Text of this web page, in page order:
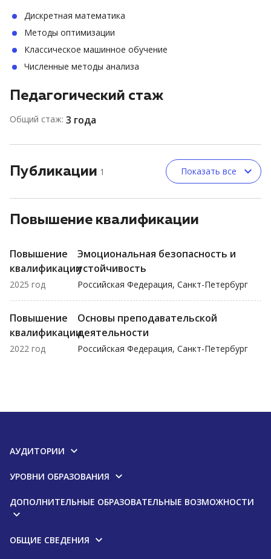
Дискретная математика
Методы оптимизации
Классическое машинное обучение
Численные методы анализа
Педагогический стаж
Общий стаж: 3 года
Публикации 1 Показать все
Повышение квалификации
Повышение
квалификации
2025 год
Эмоциональная безопасность и
устойчивость
Российская Федерация, Санкт-Петербург
Повышение
квалификации
2022 год
Основы преподавательской
деятельности
Российская Федерация, Санкт-Петербург
АУДИТОРИИ
УРОВНИ ОБРАЗОВАНИЯ
ДОПОЛНИТЕЛЬНЫЕ ОБРАЗОВАТЕЛЬНЫЕ ВОЗМОЖНОСТИ
ОБЩИЕ СВЕДЕНИЯ